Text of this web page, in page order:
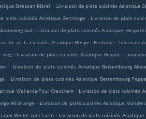
Strassen Märel . Livraison de plats cuisinés Asiatique
plats cuisinés Asiatique Bertrange . Livraison de plats
Süd . Livraison de plats cuisinés Asiatique
de plats cuisinés Asiatique Hesper Fenteng . Livraison
Izeg . Livraison de plats cuisinés Asiatique Hesper .
. Livraison de plats cuisinés Asiatique Bettembourg
. Livraison de plats cuisinés Asiatique Bettembourg
Weiler-la-Tour Crauthem . Livraison de plats cuisinés
Wickrange . Livraison de plats cuisinés Asiatique
Weiler zum Turm . Livraison de plats cuisinés Asiatique